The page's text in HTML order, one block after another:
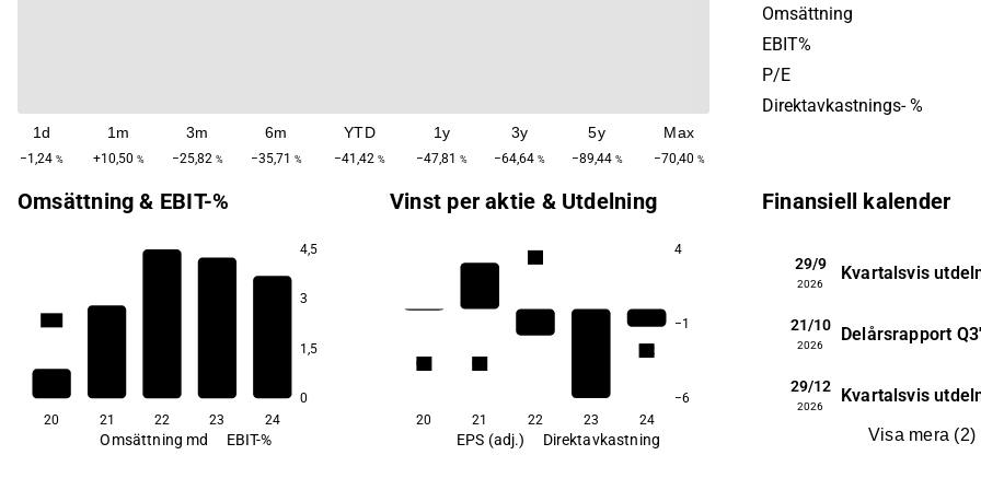
1d
−1,24 %
1m
+10,50 %
3m
−25,82 %
6m
−35,71 %
YTD
−41,42 %
1y
−47,81 %
3y
−64,64 %
5y
−89,44 %
Max
−70,40 %
huvudkontor i Stockholm.
Omsättning
EBIT%
P/E
Direktavkastnings- %
Omsättning & EBIT-%
4,5
3
1,5
0
20 21 22 23 24
Omsättning md EBIT-%
Vinst per aktie & Utdelning
4
−1
−6
0,9
1,2
20 21 22 23 24
EPS (adj.) Direktavkastning
Finansiell kalender
29/9
2026
Kvartalsvis
21/10
2026
Delårsrapport
29/12
2026
Kvartalsvis
Visa mera (2)